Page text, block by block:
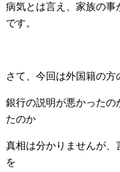
病気とは言え、家族の
です。
さて、今回は外国籍の方
銀行の説明が悪かった
たのか
真相は分かりませんが
を